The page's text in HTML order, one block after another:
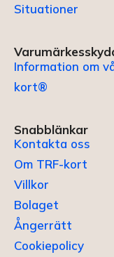
Situationer
Information om
kort®
Snabblänkar
Kontakta oss
Om TRF-kort
Villkor
Bolaget
Ångerrätt
Cookiepolicy